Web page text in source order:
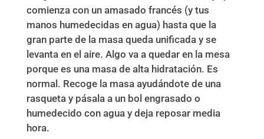
comienza con un amasado francés (y tus
manos humedecidas en agua) hasta que la
gran parte de la masa queda unificada y se
levanta en el aire. Algo va a quedar en la mesa
porque es una masa de alta hidratación. Es
normal. Recoge la masa ayudándote de una
rasqueta y pásala a un bol engrasado o
humedecido con agua y deja reposar media
hora.